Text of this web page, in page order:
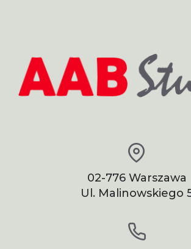
02-776 Warszawa
Ul. Malinowskiego